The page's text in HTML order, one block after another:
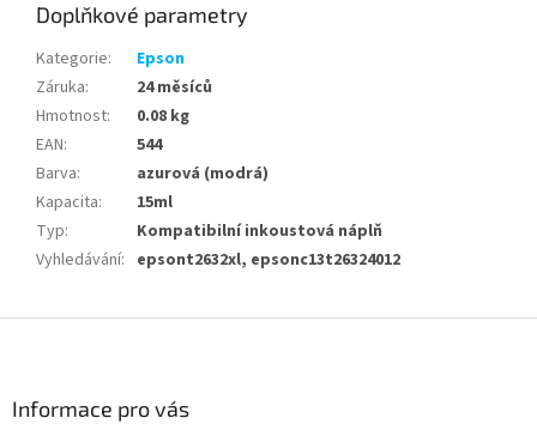
Doplňkové parametry
Kategorie:
Epson
Záruka:
24 měsíců
Hmotnost:
0.08 kg
EAN:
544
Barva:
azurová (modrá)
Kapacita:
15ml
Typ:
Kompatibilní inkoustová náplň
Vyhledávání: epsont2632xl, epsonc13t26324012
Informace pro vás